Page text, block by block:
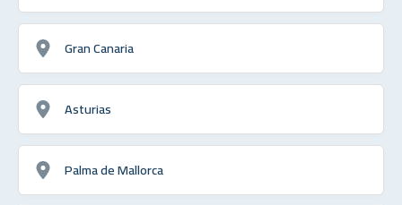
Gran Canaria
Asturias
Palma de Mallorca